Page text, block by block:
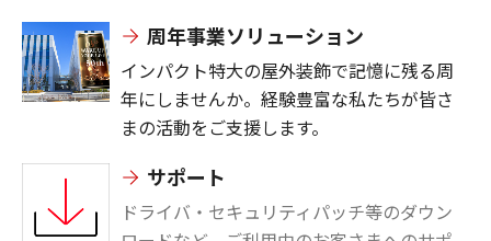
周年事業ソリューション
インパクト特大の屋外装飾で記憶に残る周
年にしませんか。 経験豊富な私たちが皆さ
まの活動をご支援します。
サポート
ドライバ・セキュリティパッチ等のダウン